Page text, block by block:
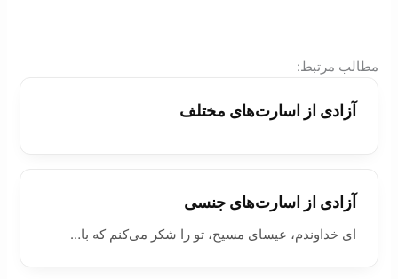
:مطالب مرتبط
آزادی از اسارت‌های مختلف
آزادی از اسارت‌های جنسی
ای خداوندم، عیسای مسیح، تو را شکر می‌کنم که با…